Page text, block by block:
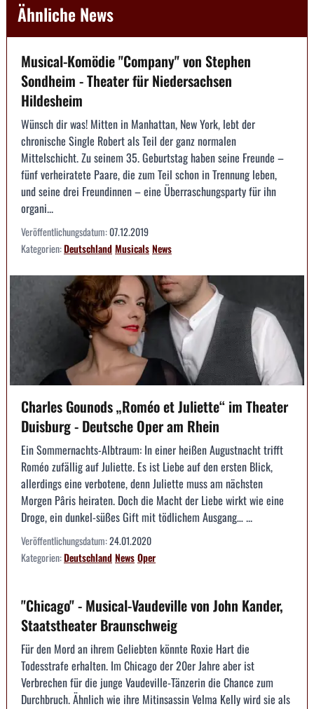
Ähnliche News
Musical-Komödie "Company" von Stephen
Sondheim - Theater für Niedersachsen
Hildesheim
Wünsch dir was! Mitten in Manhattan, New York, lebt der
chronische Single Robert als Teil der ganz normalen
Mittelschicht. Zu seinem 35. Geburtstag haben seine Freunde –
fünf verheiratete Paare, die zum Teil schon in Trennung leben,
und seine drei Freundinnen – eine Überraschungsparty für ihn
organi...
Veröffentlichungsdatum:07.12.2019
Kategorien:DeutschlandMusicalsNews
Charles Gounods „Roméo et Juliette“ im Theater
Duisburg - Deutsche Oper am Rhein
Ein Sommernachts-Albtraum: In einer heißen Augustnacht trifft
Roméo zufällig auf Juliette. Es ist Liebe auf den ersten Blick,
allerdings eine verbotene, denn Juliette muss am nächsten
Morgen Pâris heiraten. Doch die Macht der Liebe wirkt wie eine
Droge, ein dunkel-süßes Gift mit tödlichem Ausgang… ...
Veröffentlichungsdatum:24.01.2020
Kategorien:DeutschlandNewsOper
"Chicago" - Musical-Vaudeville von John Kander,
Staatstheater Braunschweig
Für den Mord an ihrem Geliebten könnte Roxie Hart die
Todesstrafe erhalten. Im Chicago der 20er Jahre aber ist
Verbrechen für die junge Vaudeville-Tänzerin die Chance zum
Durchbruch. Ähnlich wie ihre Mitinsassin Velma Kelly wird sie als